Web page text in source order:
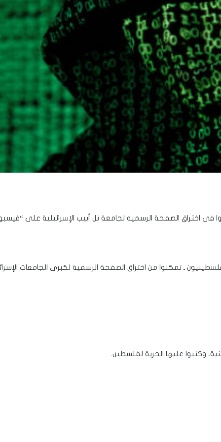
في اختراق الصفحة الرسمية لجامعة تل أبيب الإسرائيلية على
ـ تمكنوا من اختراق الصفحة الرسمية لكبرى الجامعات
وكتبوا عليها الحرية لفلسطين.